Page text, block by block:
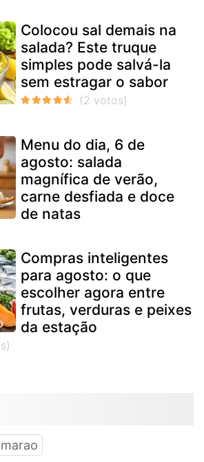
Colocou sal demais na
salada? Este truque
simples pode salvá-la
sem estragar o sabor
Menu do dia, 6 de
agosto: salada
magnífica de verão,
carne desfiada e doce
de natas
Compras inteligentes
para agosto: o que
escolher agora entre
frutas, verduras e peixes
da estação